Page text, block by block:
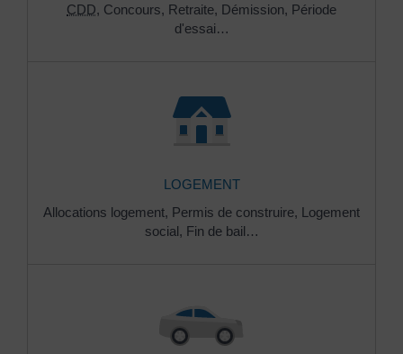
CDD, Concours, Retraite, Démission, Période
d'essai…
LOGEMENT
Allocations logement, Permis de construire, Logement
social, Fin de bail…